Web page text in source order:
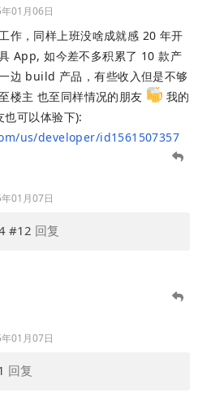
01月06日
作，同样上班没啥成就感 20 年开
App, 如今差不多积累了 10 款产
边 build 产品，有些收入但是不够
楼主 也至同样情况的朋友
我的
可以体验下):
us/developer/id1561507357
01月07日
#12 回复
01月07日
回复